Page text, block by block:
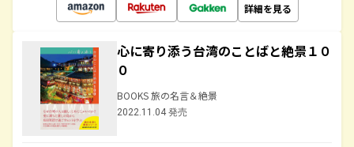
詳細を見る
心に寄り添う台湾のことばと絶景１０
０
BOOKS 旅の名言＆絶景
2022.11.04 発売